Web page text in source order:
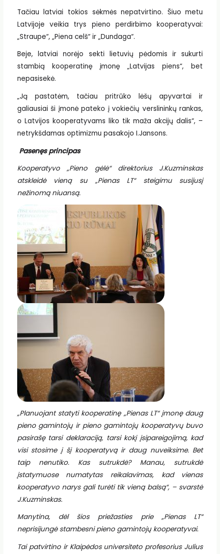
Tačiau latviai tokios sėkmės nepatvirtino. Šiuo metu
Latvijoje veikia trys pieno perdirbimo kooperatyvai:
„Straupe“, „Piena celš“ ir „Dundaga“.
Beje, latviai norėjo sekti lietuvių pėdomis ir sukurti
stambią kooperatinę įmonę „Latvijas piens“, bet
nepasisekė.
„Ją pastatėm, tačiau pritrūko lėšų apyvartai ir
galiausiai ši įmonė pateko į vokiečių verslininkų rankas,
o Latvijos kooperatyvams liko tik maža akcijų dalis“, –
netrykšdamas optimizmu pasakojo I.Jansons.
Pasenęs principas
Kooperatyvo „Pieno gėlė“ direktorius J.Kuzminskas
atskleidė vieną su „Pienas LT“ steigimu susijusį
nežinomą niuansą.
„Planuojant statyti kooperatinę „Pienas LT“ įmonę daug
pieno gamintojų ir pieno gamintojų kooperatyvų buvo
pasirašę tarsi deklaraciją, tarsi kokį įsipareigojimą, kad
visi stosime į šį kooperatyvą ir daug nuveiksime. Bet
taip nenutiko. Kas sutrukdė? Manau, sutrukdė
įstatymuose numatytas reikalavimas, kad vienas
kooperatyvo narys gali turėti tik vieną balsą“, – svarstė
J.Kuzminskas.
Manytina, dėl šios priežasties prie „Pienas LT“
neprisijungė stambesni pieno gamintojų kooperatyvai.
Tai patvirtino ir Klaipėdos universiteto profesorius Julius